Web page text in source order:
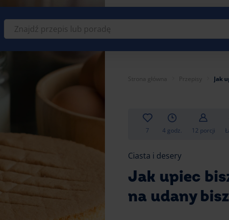
Znajdź
przepis
lub
Strona główna Przepisy Jak
7 4 godz. 12 porcji
Ciasta i desery
Jak upiec
na udany